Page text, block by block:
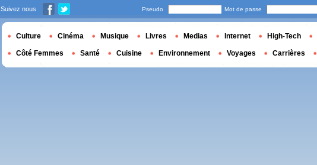
Suivez nous Pseudo Mot de passe
Culture Cinéma Musique Livres Medias Internet High-Tech
Côté Femmes Santé Cuisine Environnement Voyages Carrières